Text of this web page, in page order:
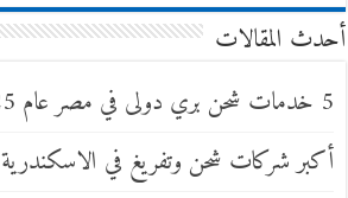
أحدث المقالات
5 خدمات شحن بري دولى في مصر عام 2025
أكبر شركات شحن وتفريغ في الاسكندرية 2025